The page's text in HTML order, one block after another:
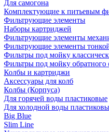
Для самогона
Комплектующие к питьевым
Фильтрующие элементы
Наборы картриджей
Фильтрующие элементы
Фильтрующие элементы
Фильтры под мойку
Фильтры под мойку обратного
Колбы и картриджи
Аксессуары для колб
Колбы (Корпуса)
Для горячей воды пластиковые
Для холодной воды
Big Blue
Slim Line